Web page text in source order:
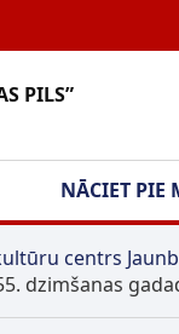
PILS”
NĀCIET PIE
centrs
dzimšanas